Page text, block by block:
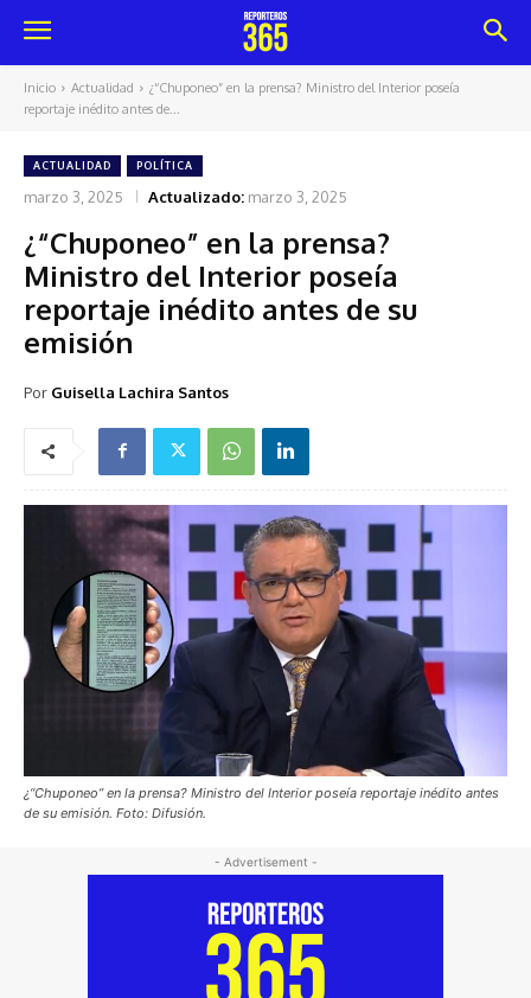
Inicio Actualidad
¿“Chuponeo” en la prensa? Ministro del Interior poseía
reportaje inédito antes de...
ACTUALIDAD POLÍTICA
marzo 3, 2025 Actualizado: marzo 3, 2025
¿“Chuponeo” en la prensa?
Ministro del Interior poseía
reportaje inédito antes de su
emisión
Por Guisella Lachira Santos
¿“Chuponeo” en la prensa? Ministro del Interior poseía reportaje inédito antes
de su emisión. Foto: Difusión.
- Advertisement -